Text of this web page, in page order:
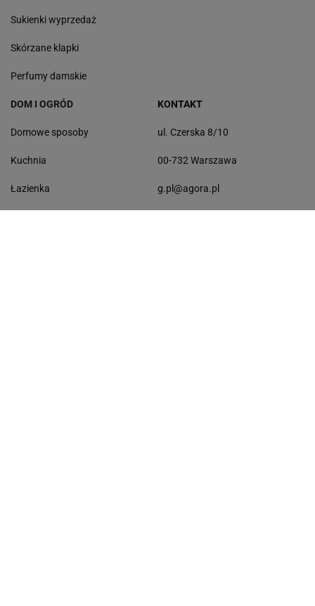
Sukienki wyprzedaż
Skórzane klapki
Perfumy damskie
DOM I OGRÓD
Domowe sposoby
Kuchnia
Łazienka
KONTAKT
ul. Czerska 8/10
00-732 Warszawa
g.pl@agora.pl